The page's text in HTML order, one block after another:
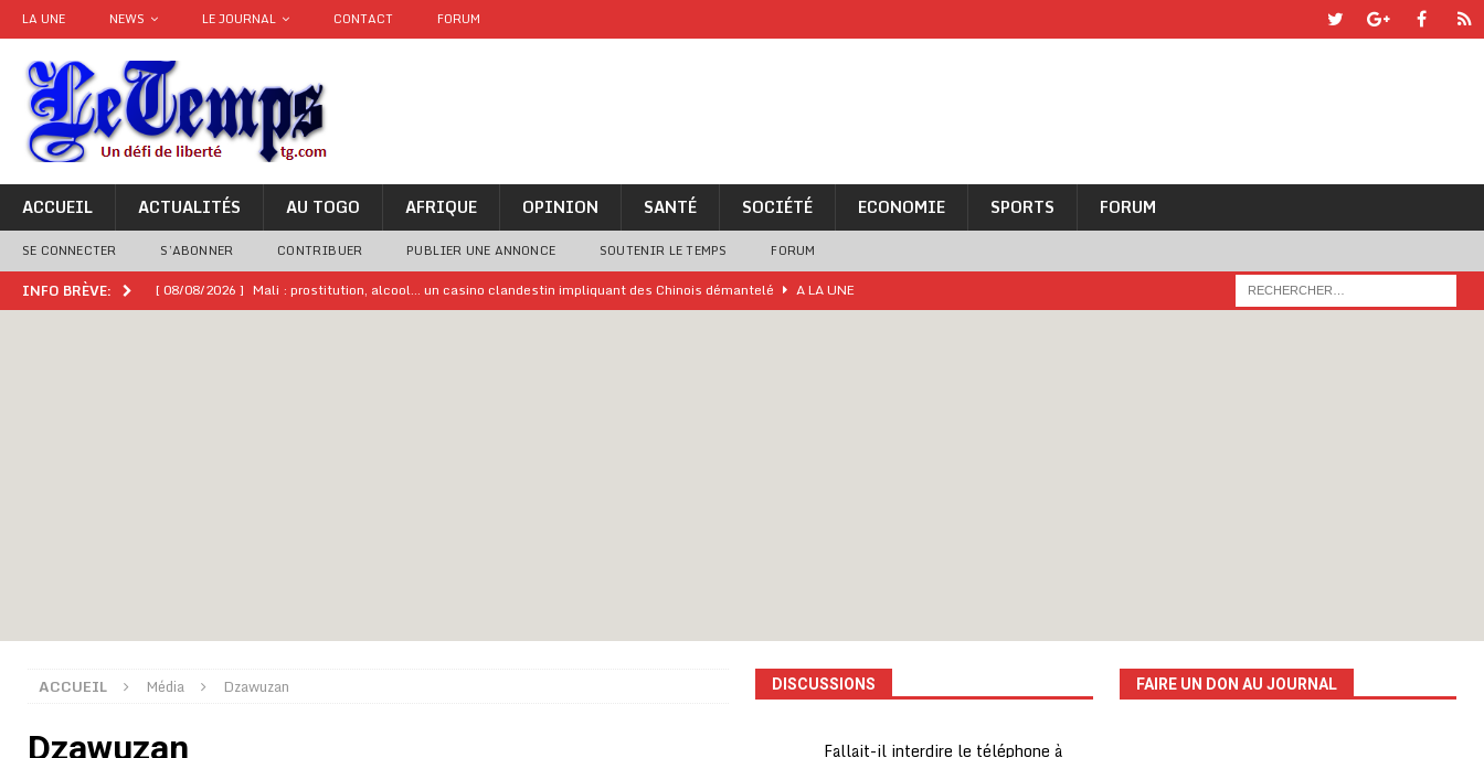
LA UNE NEWS LE JOURNAL CONTACT FORUM
ACCUEIL ACTUALITÉS AU TOGO AFRIQUE OPINION SANTÉ SOCIÉTÉ ECONOMIE SPORTS FORUM
SE CONNECTER S’ABONNER CONTRIBUER PUBLIER UNE ANNONCE SOUTENIR LE TEMPS FORUM
INFO BRÈVE: [ 08/08/2026 ] Mali : prostitution, alcool… un casino clandestin impliquant des Chinois démantelé
A LA UNE
A LA UNE
[ 02/08/2026 ]
ACCUEIL Média Dzawuzan
Dzawuzan
DISCUSSIONS
Fallait-il interdire le téléphone à
FAIRE UN DON AU JOURNAL